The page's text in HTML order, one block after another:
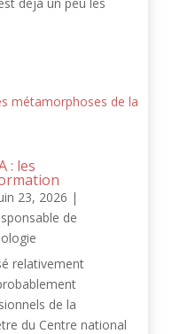
: les
23, 2026 |
de
relativement
de la
du Centre national